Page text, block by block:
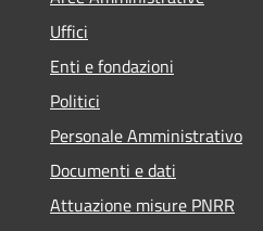
Uffici
Enti e fondazioni
Politici
Personale Amministrativo
Documenti e dati
Attuazione misure PNRR